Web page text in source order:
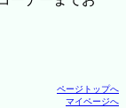
ページトップへ
マイページへ